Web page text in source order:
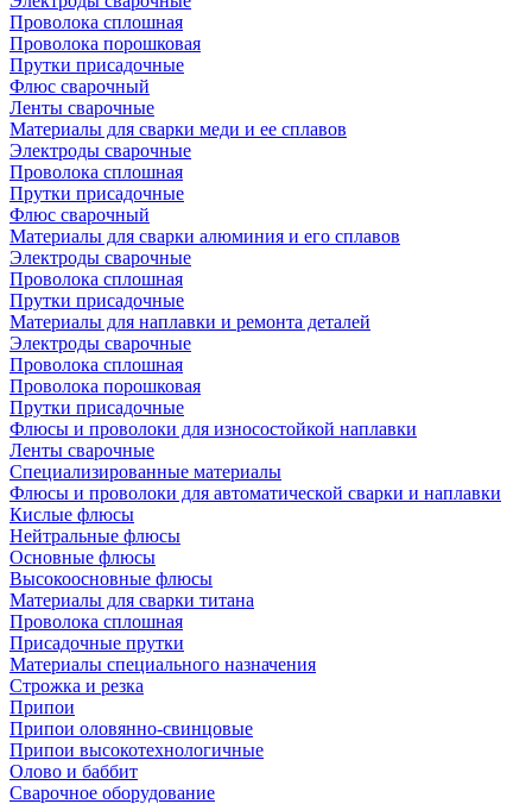
Проволока сплошная
Проволока порошковая
Прутки присадочные
Флюс сварочный
Ленты сварочные
Материалы для сварки меди и ее сплавов
Электроды сварочные
Проволока сплошная
Прутки присадочные
Флюс сварочный
Материалы для сварки алюминия и его сплавов
Электроды сварочные
Проволока сплошная
Прутки присадочные
Материалы для наплавки и ремонта деталей
Электроды сварочные
Проволока сплошная
Проволока порошковая
Прутки присадочные
Флюсы и проволоки для износостойкой наплавки
Ленты сварочные
Специализированные материалы
Флюсы и проволоки для автоматической сварки и наплавки
Кислые флюсы
Нейтральные флюсы
Основные флюсы
Высокоосновные флюсы
Материалы для сварки титана
Проволока сплошная
Присадочные прутки
Материалы специального назначения
Строжка и резка
Припои
Припои оловянно-свинцовые
Припои высокотехнологичные
Олово и баббит
Сварочное оборудование